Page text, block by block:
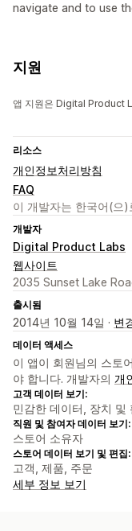
navigate and to use
지원
앱 지원은 Digital Product
리소스
개인정보처리방침
FAQ
이 개발자는 한국어(으
개발자
Digital Product Labs
웹사이트
2035 Sunset Lake
출시됨
2014년 10월 14일 · 변
데이터 액세스
이 앱이 회원님의 스토
야 합니다. 개발자의 개
고객 데이터 보기:
민감한 데이터, 장치 및
직원 및 참여자 데이터 보기:
스토어 소유자
스토어 데이터 보기 및 편집:
고객, 제품, 주문
세부 정보 보기